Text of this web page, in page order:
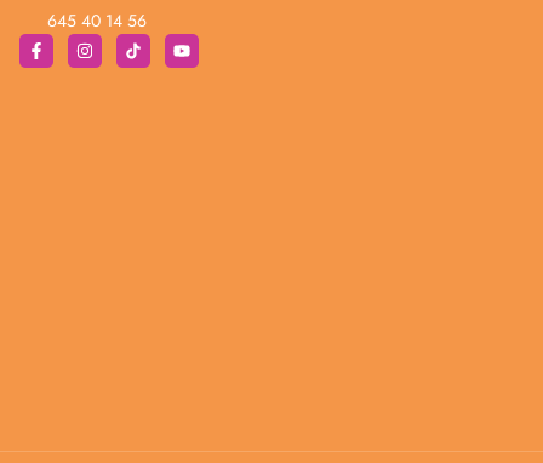
645 40 14 56